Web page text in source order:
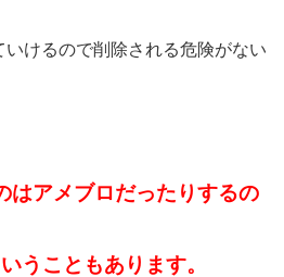
けるので削除される危険がない
はアメブロだったりするの
うこともあります。